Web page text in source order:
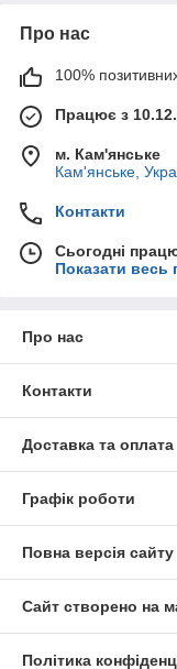
Про нас
100% позитивних
Працює з
м. Кам'янське
Кам'янське,
Контакти
Сьогодні
Показати весь
Про нас
Контакти
Доставка та оплата
Графік роботи
Повна версія сайту
Сайт створено на
Політика